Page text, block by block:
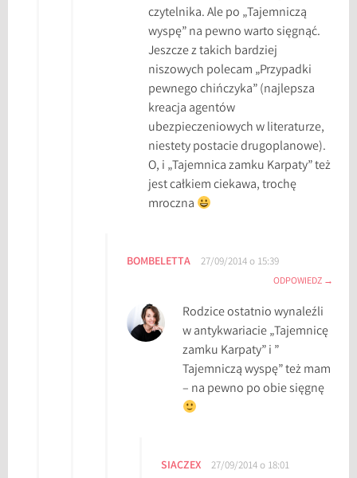
czytelnika. Ale po „Tajemniczą
wyspę” na pewno warto sięgnąć.
Jeszcze z takich bardziej
niszowych polecam „Przypadki
pewnego chińczyka” (najlepsza
kreacja agentów
ubezpieczeniowych w literaturze,
niestety postacie drugoplanowe).
O, i „Tajemnica zamku Karpaty” też
jest całkiem ciekawa, trochę
mroczna
BOMBELETTA 27/09/2014 o 15:39
ODPOWIEDZ
Rodzice ostatnio wynaleźli
w antykwariacie „Tajemnicę
zamku Karpaty” i ”
Tajemniczą wyspę” też mam
– na pewno po obie sięgnę
SIACZEX 27/09/2014 o 18:01